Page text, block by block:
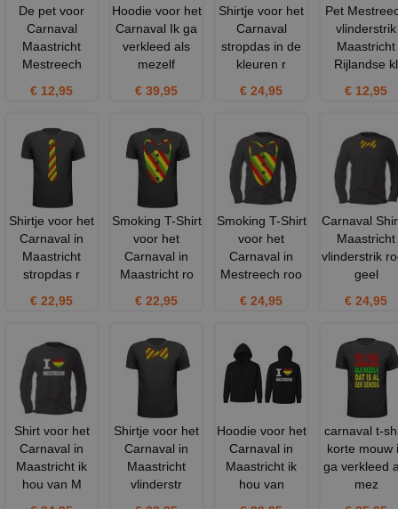
De pet voor
Carnaval
Maastricht
Mestreech
€ 12,95
Hoodie voor het
Carnaval Ik ga
verkleed als
mezelf
€ 39,95
Shirtje voor het
Carnaval
stropdas in de
kleuren r
€ 24,95
Pet
vlinderstrik
Maastricht
Rijlandse kl
€ 12,95
Shirtje voor het
Carnaval in
Maastricht
stropdas r
€ 22,95
Smoking T-Shirt
voor het
Carnaval in
Maastricht ro
€ 22,95
Smoking T-Shirt
voor het
Carnaval in
Mestreech roo
€ 24,95
Carnaval
Maastricht
vlinderstrik
geel
€ 24,95
Shirt voor het
Carnaval in
Maastricht ik
hou van M
Shirtje voor het
Carnaval in
Maastricht
vlinderstr
Hoodie voor het
Carnaval in
Maastricht ik
hou van
carnaval t-
korte mouw
ga verkleed
mez